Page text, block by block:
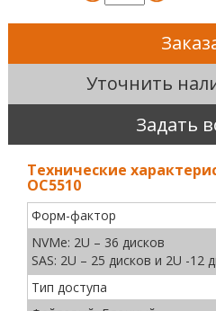
Уточнить
Задать
Технические
ОС5510
Форм-фактор
NVMe: 2U – 36 дисков
SAS: 2U – 25 дисков и 2U -12
Тип доступа